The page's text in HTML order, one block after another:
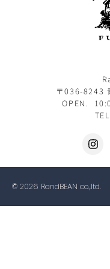
〒036-8243
OPEN.
© 2026 RandBEAN co.,ltd.